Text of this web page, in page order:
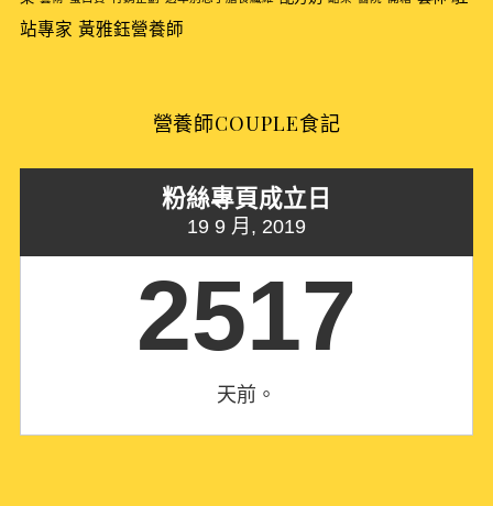
站專家 黃雅鈺營養師
營養師COUPLE食記
粉絲專頁成立日
19 9 月, 2019
2517
天前。
: